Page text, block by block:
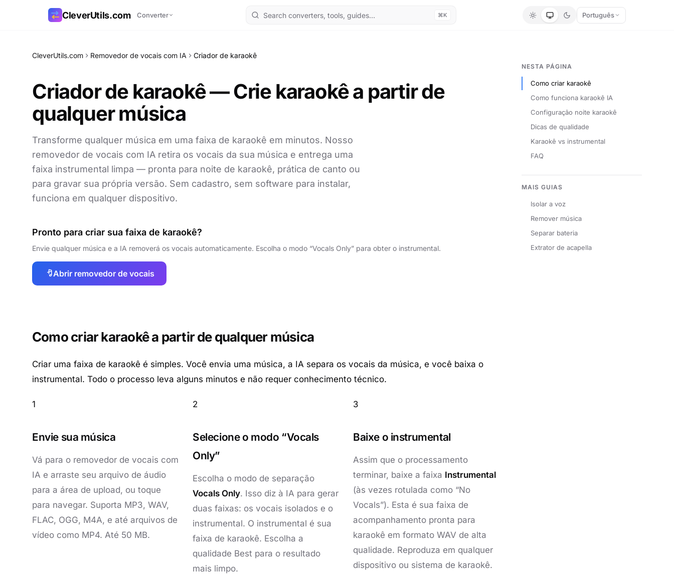
CleverUtils.com Converter ⌘K Português
CleverUtils.com Removedor de vocais com IA Criador de karaokê
Criador de karaokê — Crie karaokê a partir de
qualquer música
Transforme qualquer música em uma faixa de karaokê em minutos. Nosso
removedor de vocais com IA retira os vocais da sua música e entrega uma
faixa instrumental limpa — pronta para noite de karaokê, prática de canto ou
para gravar sua própria versão. Sem cadastro, sem software para instalar,
funciona em qualquer dispositivo.
Pronto para criar sua faixa de karaokê?
Envie qualquer música e a IA removerá os vocais automaticamente. Escolha o modo “Vocals Only” para obter o instrumental.
Abrir removedor de vocais
Como criar karaokê a partir de qualquer música
Criar uma faixa de karaokê é simples. Você envia uma música, a IA separa os vocais da música, e você baixa o
instrumental. Todo o processo leva alguns minutos e não requer conhecimento técnico.
1
Envie sua música
Vá para o removedor de vocais com
IA e arraste seu arquivo de áudio
para a área de upload, ou toque
para navegar. Suporta MP3, WAV,
FLAC, OGG, M4A, e até arquivos de
vídeo como MP4. Até 50 MB.
2
Selecione o modo “Vocals
Only”
Escolha o modo de separação
Vocals Only. Isso diz à IA para gerar
duas faixas: os vocais isolados e o
instrumental. O instrumental é sua
faixa de karaokê. Escolha a
qualidade Best para o resultado
mais limpo.
3
Baixe o instrumental
Assim que o processamento
terminar, baixe a faixa Instrumental
(às vezes rotulada como “No
Vocals”). Esta é sua faixa de
acompanhamento pronta para
karaokê em formato WAV de alta
qualidade. Reproduza em qualquer
dispositivo ou sistema de karaokê.
NESTA PÁGINA
Como criar karaokê
Como funciona karaokê IA
Configuração noite karaokê
Dicas de qualidade
Karaokê vs instrumental
FAQ
MAIS GUIAS
Isolar a voz
Remover música
Separar bateria
Extrator de acapella